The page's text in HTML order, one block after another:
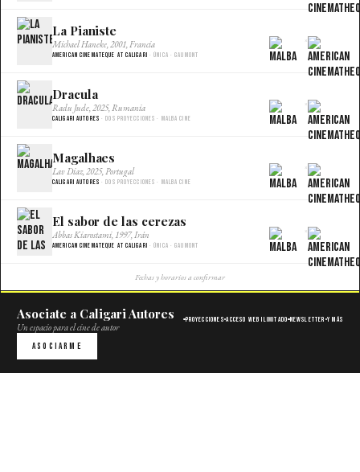
La Pianiste
Michael Haneke, 2001, Francia
American Cinemateque at Caligari · Única · Gaumont
×
Dracula
Radu Jude, 2025, Rumania
Caligari Autores · Dos proyecciones · Malba Cine
×
Magalhaes
Lav Diaz, 2025, Portugal
Caligari Autores · Dos proyecciones · Malba Cine
×
El sabor de las cerezas
Abbas Kiarostami, 1997, Irán
American Cinemateque at Caligari · Única · Gaumont
×
Fechas y horarios a confirmar
Asociate a Caligari Autores
Un espacio para el cine de autor
Proyecciones Acceso web ilimitado Newsletter Y más
Asociarme